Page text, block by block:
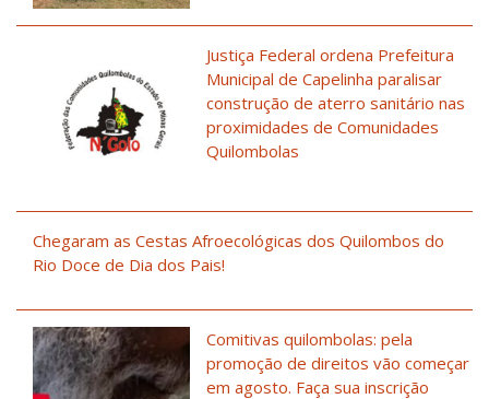
Justiça Federal ordena Prefeitura
Municipal de Capelinha paralisar
construção de aterro sanitário nas
proximidades de Comunidades
Quilombolas
Chegaram as Cestas Afroecológicas dos Quilombos do
Rio Doce de Dia dos Pais!
Comitivas quilombolas: pela
promoção de direitos vão começar
em agosto. Faça sua inscrição